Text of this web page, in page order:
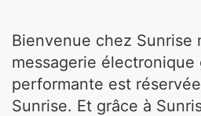
Bienvenue chez Sunrise
messagerie
performante est
Sunrise. Et grâce à